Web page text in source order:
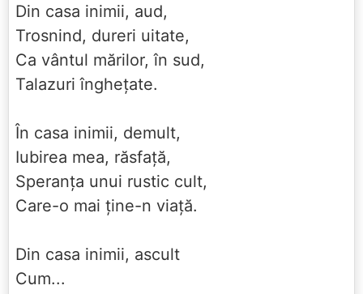
Din casa inimii, aud,
Trosnind, dureri uitate,
Ca vântul mărilor, în sud,
Talazuri înghețate.
În casa inimii, demult,
Iubirea mea, răsfață,
Speranța unui rustic cult,
Care-o mai ține-n viață.
Din casa inimii, ascult
Cum...